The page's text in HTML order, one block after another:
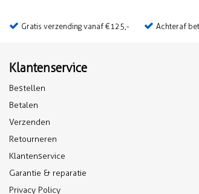
Gratis verzending vanaf €125,- Achteraf
Klantenservice
Bestellen
Betalen
Verzenden
Retourneren
Klantenservice
Garantie & reparatie
Privacy Policy